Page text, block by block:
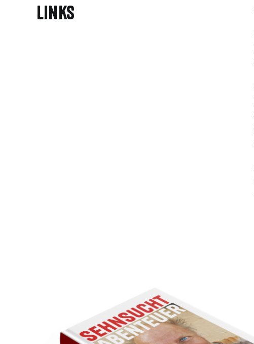
Links